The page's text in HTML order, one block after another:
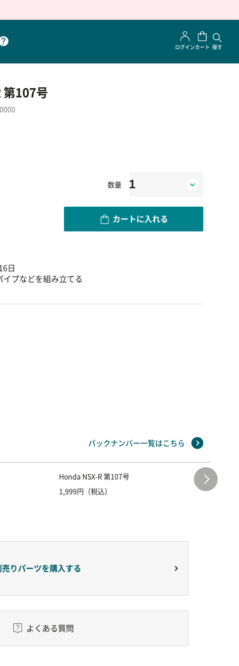
ログインカート 探す
107号
数量
カートに入れる
日
プなどを組み立てる
Honda NSX-R 第107号
1,999円（税込）
Honda
1,999円
バックナンバー一覧はこちら
りパーツを購入する
よくある質問